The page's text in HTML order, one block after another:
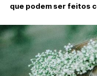
que podem ser feitos